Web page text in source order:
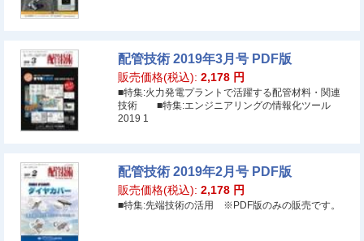
配管技術 2019年3月号 PDF版
販売価格(税込): 2,178 円
■特集:火力発電プラントで活躍する配管材料・関連
技術 ■特集:エンジニアリングの情報化ツール
2019 1
配管技術 2019年2月号 PDF版
販売価格(税込): 2,178 円
■特集:先端技術の活用 ※PDF版のみの販売です。